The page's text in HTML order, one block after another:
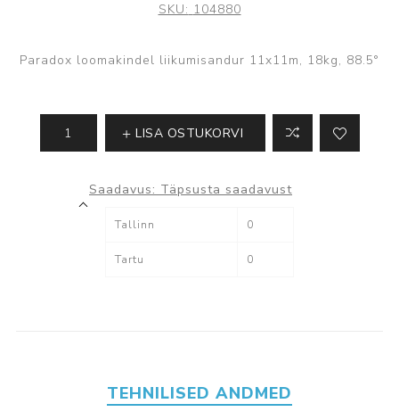
SKU: 104880
Paradox loomakindel liikumisandur 11x11m, 18kg, 88.5°
LISA OSTUKORVI
Saadavus: Täpsusta saadavust
Tallinn 0
Tartu 0
TEHNILISED ANDMED